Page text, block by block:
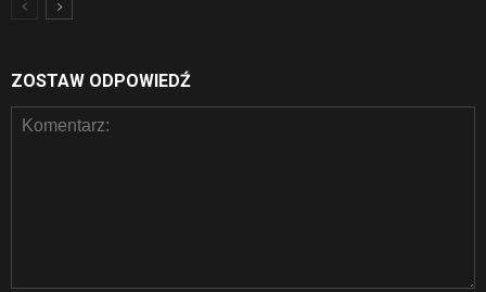
ZOSTAW ODPOWIEDŹ